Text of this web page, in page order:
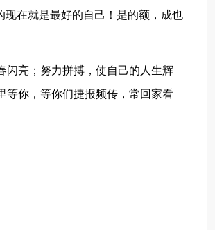
现在就是最好的自己！是的额，成也
闪亮；努力拼搏，使自己的人生辉
等你，等你们捷报频传，常回家看